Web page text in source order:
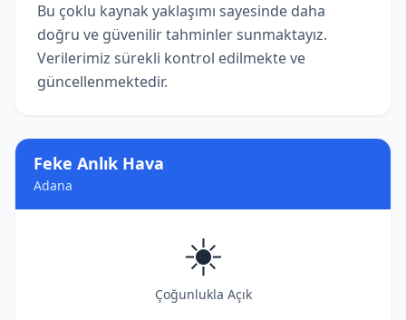
Feke Anlık Hava
Adana
☀️
Çoğunlukla Açık
Bu çoklu kaynak yaklaşımı sayesinde daha
doğru ve güvenilir tahminler sunmaktayız.
Verilerimiz sürekli kontrol edilmekte ve
güncellenmektedir.